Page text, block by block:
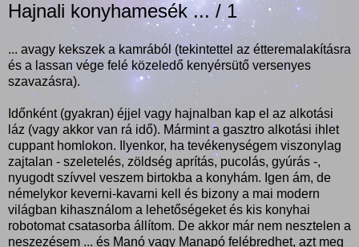
Hajnali konyhamesék ... / 1
... avagy kekszek a kamrából (tekintettel az étteremalakításra
és a lassan vége felé közeledő kenyérsütő versenyes
szavazásra).
Időnként (gyakran) éjjel vagy hajnalban kap el az alkotási
láz (vagy akkor van rá idő). Mármint a gasztro alkotási ihlet
cuppant homlokon. Ilyenkor, ha tevékenységem viszonylag
zajtalan - szeletelés, zöldség aprítás, pucolás, gyúrás -,
nyugodt szívvel veszem birtokba a konyhám. Igen ám, de
némelykor keverni-kavarni kell és bizony a mai modern
világban kihasználom a lehetőségeket és kis konyhai
robotomat csatasorba állítom. De akkor már nem nesztelen a
neszezésem ... és Manó vagy Manapó felébredhet, azt meg